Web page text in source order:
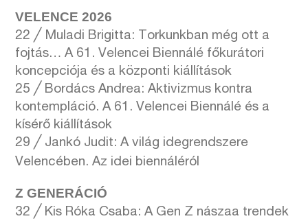
VELENCE 2026
22 ╱ Muladi Brigitta: Torkunkban még ott a
fojtás… A 61. Velencei Biennálé főkurátori
koncepciója és a központi kiállítások
25 ╱ Bordács Andrea: Aktivizmus kontra
kontempláció. A 61. Velencei Biennálé és a
kísérő kiállítások
29 ╱ Jankó Judit: A világ idegrendszere
Velencében. Az idei biennáléról
Z GENERÁCIÓ
32 ╱ Kis Róka Csaba: A Gen Z nászaa trendek